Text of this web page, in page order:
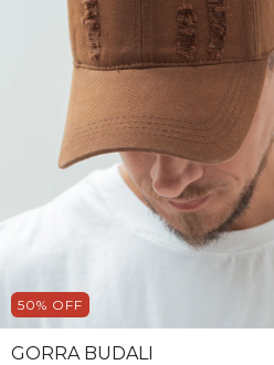
50% OFF
GORRA BUDALI